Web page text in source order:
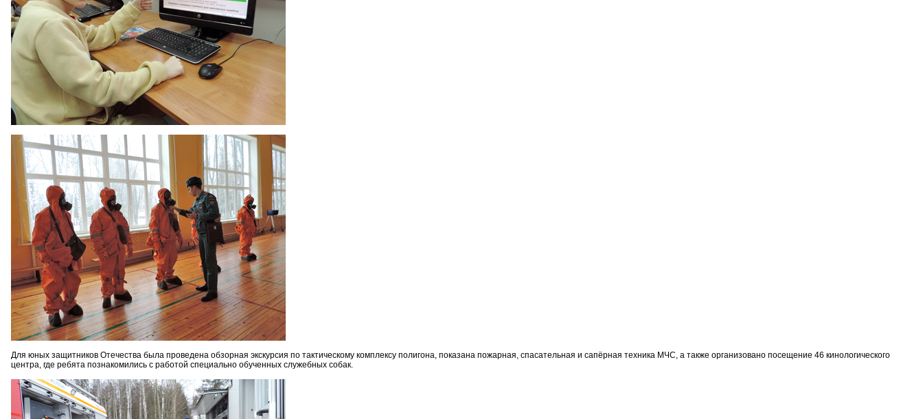
Для юных защитников Отечества была проведена обзорная экскурсия по тактическому комплексу полигона, показана пожарная, спасательная и сапёрная техника МЧС, а также организовано посещение 46 кинологического
центра, где ребята познакомились с работой специально обученных служебных собак.